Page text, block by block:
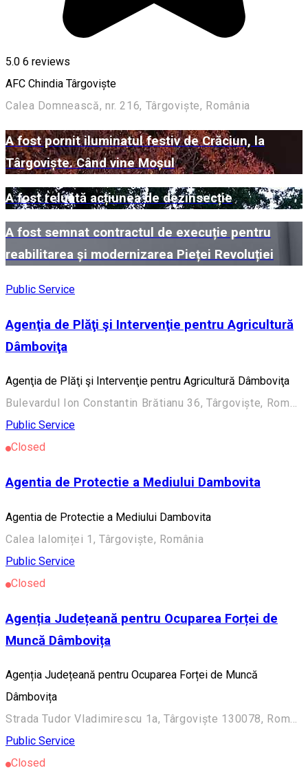
5.0 6 reviews
AFC Chindia Târgoviște
Calea Domnească, nr. 216, Târgoviște, România
A fost pornit iluminatul festiv de Crăciun, la
Târgoviște. Când vine Moșul
A fost reluată acțiunea de dezinsecție
A fost semnat contractul de execuție pentru
reabilitarea și modernizarea Pieței Revoluției
Public Service
Agenţia de Plăţi şi Intervenţie pentru Agricultură
Dâmboviţa
Agenţia de Plăţi şi Intervenţie pentru Agricultură Dâmboviţa
Bulevardul Ion Constantin Brătianu 36, Târgoviște, România
Public Service
Closed
Agentia de Protectie a Mediului Dambovita
Agentia de Protectie a Mediului Dambovita
Calea Ialomiței 1, Târgoviște, România
Public Service
Closed
Agenția Județeană pentru Ocuparea Forței de
Muncă Dâmbovița
Agenția Județeană pentru Ocuparea Forței de Muncă
Dâmbovița
Strada Tudor Vladimirescu 1a, Târgoviște 130078, România
Public Service
Closed